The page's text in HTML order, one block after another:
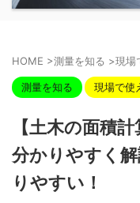
HOME >測量を知る >現場
測量を知る 現場で使
【土木の面積
分かりやすく
りやすい！